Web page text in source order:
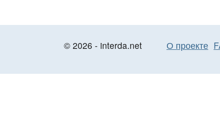
© 2026 - interda.net О проекте